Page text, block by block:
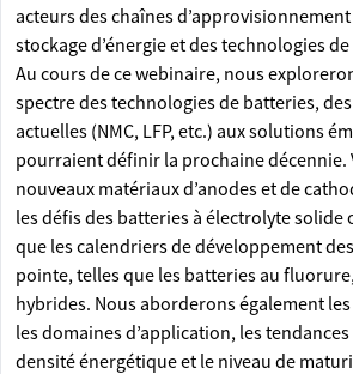
acteurs des chaînes
stockage d’énergie et des technologies
Au cours de ce webinaire, nous
spectre des technologies de batteries,
actuelles (NMC, LFP, etc.) aux solutions
pourraient définir la prochaine décennie.
nouveaux matériaux d’anodes et de
les défis des batteries à électrolyte solide
que les calendriers de développement
pointe, telles que les batteries au
hybrides. Nous aborderons également
les domaines d’application, les
densité énergétique et le niveau de